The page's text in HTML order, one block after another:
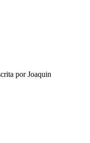
por Joaquin